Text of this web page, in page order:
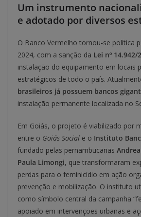
Um instrumento
e adotado por diversos
O Banco Vermelho tornou-se política
2024, com a sanção da Lei nº 14.942/
instalação do equipamento em locais
estratégicos de todo o país.
brasileiros já possuem bancos
instalação permanente localizada no
Em Goiás, o projeto é viabilizado por
entre o Goiás Social e o Instituto
fundado pelas pernambucanas
Paula Limongi, que transformaram
perdas para o feminicídio em ação
prevenção e mobilização. O instituto
como símbolo central da campanha
apoiado em intervenções urbanas e